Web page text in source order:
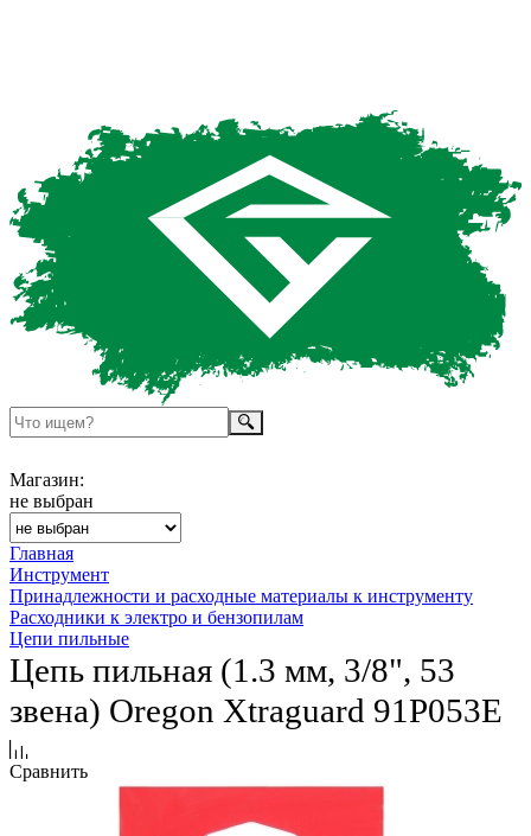
Магазин:
не выбран
Главная
Инструмент
Принадлежности и расходные материалы к инструменту
Расходники к электро и бензопилам
Цепи пильные
Цепь пильная (1.3 мм, 3/8", 53
звена) Oregon Xtraguard 91P053E
Сравнить